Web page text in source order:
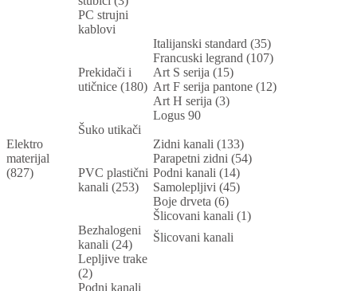
Elektro
materijal
(827)
PC strujni
kablovi
Prekidači i
utičnice (180)
Italijanski standard (35)
Francuski legrand (107)
Art S serija (15)
Art F serija pantone (12)
Art H serija (3)
Logus 90
Šuko utikači
PVC plastični
kanali (253)
Zidni kanali (133)
Parapetni zidni (54)
Podni kanali (14)
Samolepljivi (45)
Boje drveta (6)
Šlicovani kanali (1)
Bezhalogeni
kanali (24)
Šlicovani kanali
Lepljive trake
(2)
Podni kanali